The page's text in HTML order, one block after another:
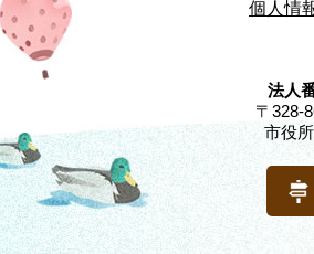
個人情
法人
〒328-
市役